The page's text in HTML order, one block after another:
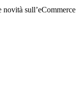
sull’eCommerce